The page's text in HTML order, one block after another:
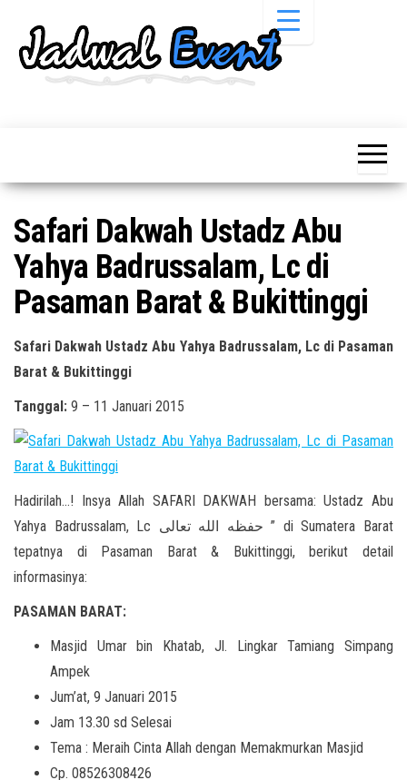
Pameran,
Acara &
Promo
Terbaru
Pameran,
Bazaar,
Workshop,
Job Fair,
Lomba dll.
Safari Dakwah Ustadz Abu
Yahya Badrussalam, Lc di
Pasaman Barat & Bukittinggi
Safari Dakwah Ustadz Abu Yahya Badrussalam, Lc di Pasaman
Barat & Bukittinggi
Tanggal: 9 – 11 Januari 2015
Hadirilah…! Insya Allah SAFARI DAKWAH bersama: Ustadz Abu
Yahya Badrussalam, Lc حفظه الله تعالى ” di Sumatera Barat
tepatnya di Pasaman Barat & Bukittinggi, berikut detail
informasinya:
PASAMAN BARAT:
Masjid Umar bin Khatab, Jl. Lingkar Tamiang Simpang
Ampek
Jum’at, 9 Januari 2015
Jam 13.30 sd Selesai
Tema : Meraih Cinta Allah dengan Memakmurkan Masjid
Cp. 08526308426